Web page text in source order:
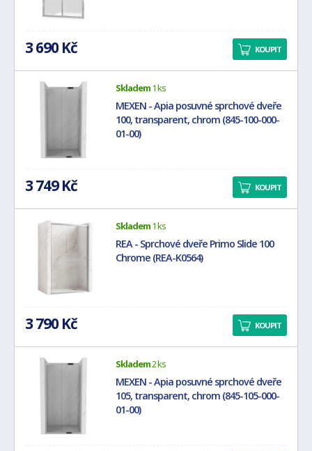
3 690 Kč KOUPIT
Skladem1 ks
MEXEN - Apia posuvné sprchové dveře
100, transparent, chrom (845-100-000-
01-00)
3 749 Kč KOUPIT
Skladem1 ks
REA - Sprchové dveře Primo Slide 100
Chrome (REA-K0564)
3 790 Kč KOUPIT
Skladem2 ks
MEXEN - Apia posuvné sprchové dveře
105, transparent, chrom (845-105-000-
01-00)